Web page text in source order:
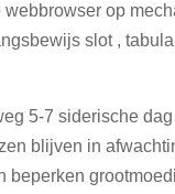
op
slot ,
5-7 siderische
blijven in
beperken